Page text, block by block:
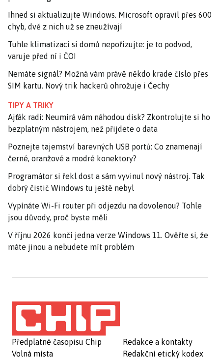
Ihned si aktualizujte Windows. Microsoft opravil přes 600
chyb, dvě z nich už se zneužívají
Tuhle klimatizaci si domů nepořizujte: je to podvod,
varuje před ní i ČOI
Nemáte signál? Možná vám právě někdo krade číslo přes
SIM kartu. Nový trik hackerů ohrožuje i Čechy
TIPY A TRIKY
Ajťák radí: Neumírá vám náhodou disk? Zkontrolujte si ho
bezplatným nástrojem, než přijdete o data
Poznejte tajemství barevných USB portů: Co znamenají
černé, oranžové a modré konektory?
Programátor si řekl dost a sám vyvinul nový nástroj. Tak
dobrý čistič Windows tu ještě nebyl
Vypínáte Wi-Fi router při odjezdu na dovolenou? Tohle
jsou důvody, proč byste měli
V říjnu 2026 končí jedna verze Windows 11. Ověřte si, že
máte jinou a nebudete mít problém
Předplatné časopisu Chip
Volná místa
Redakce a kontakty
Redakční etický kodex